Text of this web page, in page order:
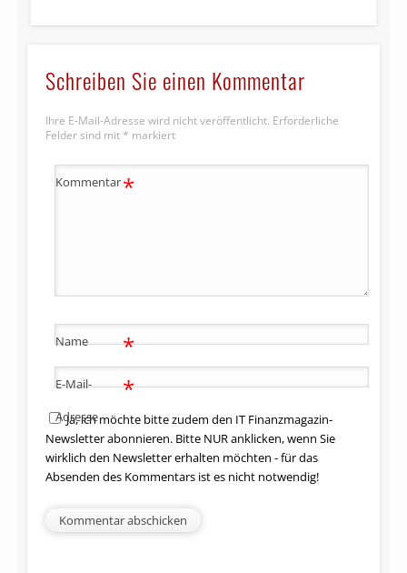
Schreiben Sie einen Kommentar
Ihre E-Mail-Adresse wird nicht veröffentlicht. Erforderliche
Felder sind mit * markiert
Kommentar*
Name *
E-Mail-
Adresse
*
Ja, ich möchte bitte zudem den IT Finanzmagazin-
Newsletter abonnieren. Bitte NUR anklicken, wenn Sie
wirklich den Newsletter erhalten möchten - für das
Absenden des Kommentars ist es nicht notwendig!